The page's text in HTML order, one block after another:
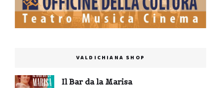
VALDICHIANA SHOP
Il Bar da la Marisa